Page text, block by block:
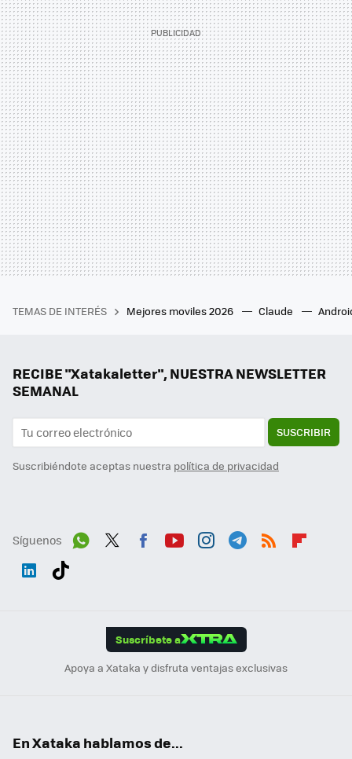
TEMAS DE INTERÉS Mejores moviles 2026 Claude
RECIBE "Xatakaletter", NUESTRA NEWSLETTER
SEMANAL
SUSCRIBIR
Suscribiéndote aceptas nuestra política de privacidad
Síguenos
Suscríbete a
Apoya a Xataka y disfruta ventajas exclusivas
En Xataka hablamos de...